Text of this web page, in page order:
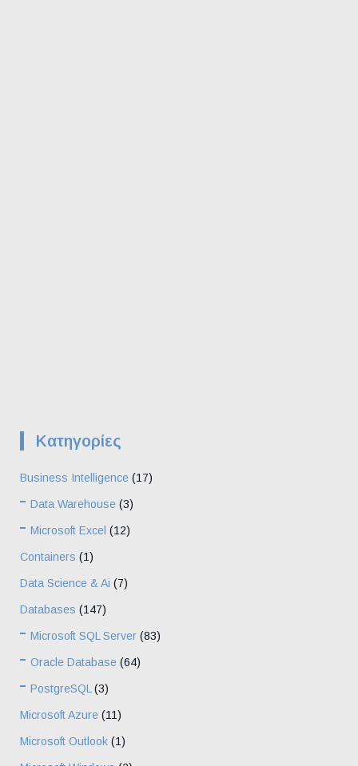
Kατηγορίες
Business Intelligence (17)
Data Warehouse (3)
Microsoft Excel (12)
Containers (1)
Data Science & Ai (7)
Databases (147)
Microsoft SQL Server (83)
Oracle Database (64)
PostgreSQL (3)
Microsoft Azure (11)
Microsoft Outlook (1)